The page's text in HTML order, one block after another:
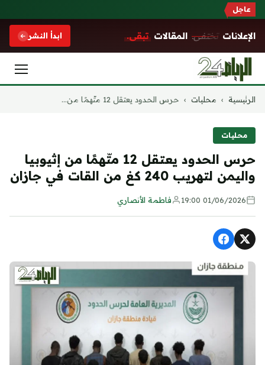
عاجل
الإعلانات تختفي. المقالات تبقى. ابدأ النشر
التجاوز
الرئيسية › محليات › حرس الحدود يعتقل 12 متّهمًا من...
محليات
حرس الحدود يعتقل 12 متّهمًا من إثيوبيا
واليمن لتهريب 240 كغ من القات في جازان
01/06/2026 19:00 فاطمة الأنصاري